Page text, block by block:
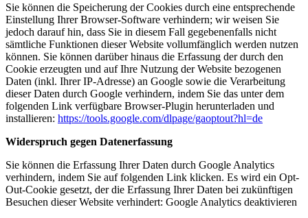
Sie können die Speicherung der Cookies durch eine entsprechende
Einstellung Ihrer Browser-Software verhindern; wir weisen Sie
jedoch darauf hin, dass Sie in diesem Fall gegebenenfalls nicht
sämtliche Funktionen dieser Website vollumfänglich werden nutzen
können. Sie können darüber hinaus die Erfassung der durch den
Cookie erzeugten und auf Ihre Nutzung der Website bezogenen
Daten (inkl. Ihrer IP-Adresse) an Google sowie die Verarbeitung
dieser Daten durch Google verhindern, indem Sie das unter dem
folgenden Link verfügbare Browser-Plugin herunterladen und
installieren: https://tools.google.com/dlpage/gaoptout?hl=de
Widerspruch gegen Datenerfassung
Sie können die Erfassung Ihrer Daten durch Google Analytics
verhindern, indem Sie auf folgenden Link klicken. Es wird ein Opt-
Out-Cookie gesetzt, der die Erfassung Ihrer Daten bei zukünftigen
Besuchen dieser Website verhindert: Google Analytics deaktivieren